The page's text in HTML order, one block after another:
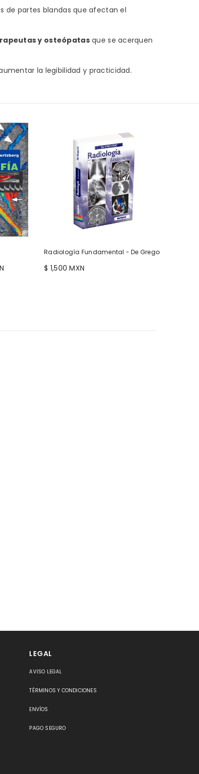
de partes blandas que afectan el
y osteópatasque se acerquen
la legibilidad y practicidad.
Radiología Fundamental - De Gregorio -
$ 1,500 MXN
LEGAL
AVISO LEGAL
TÉRMINOS Y CONDICIONES
ENVÍOS
PAGO SEGURO